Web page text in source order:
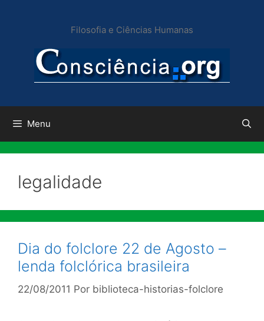
conteúdo
Filosofia e Ciências Humanas
Menu
legalidade
Dia do folclore 22 de Agosto –
lenda folclórica brasileira
22/08/2011 Por biblioteca-historias-folclore